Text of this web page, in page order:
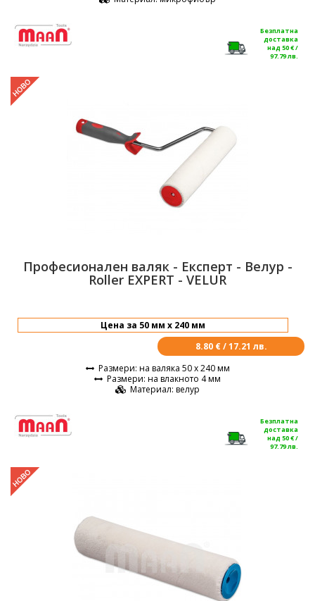
Безплатна
доставка
над 50 € /
97.79 лв.
Професионален валяк - Експерт - Велур -
Roller EXPERT - VELUR
8.80 € / 17.21 лв.
Размери: на валяка 50 х 240 мм
Размери: на влакното 4 мм
Материал: велур
Безплатна
доставка
над 50 € /
97.79 лв.